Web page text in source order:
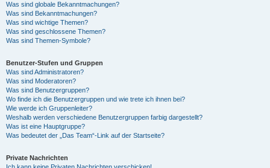
Was sind globale Bekanntmachungen?
Was sind Bekanntmachungen?
Was sind wichtige Themen?
Was sind geschlossene Themen?
Was sind Themen-Symbole?
Benutzer-Stufen und Gruppen
Was sind Administratoren?
Was sind Moderatoren?
Was sind Benutzergruppen?
Wo finde ich die Benutzergruppen und wie trete ich ihnen bei?
Wie werde ich Gruppenleiter?
Weshalb werden verschiedene Benutzergruppen farbig dargestellt?
Was ist eine Hauptgruppe?
Was bedeutet der „Das Team“-Link auf der Startseite?
Private Nachrichten